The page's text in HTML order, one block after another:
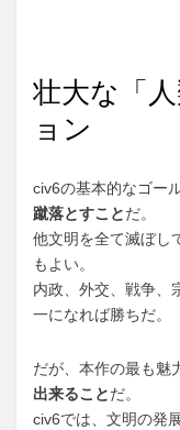
壮大な「
ョン
civ6の基本的なゴール
蹴落とすことだ。
他文明を全て滅ぼし
もよい。
内政、外交、戦争、
一になれば勝ちだ。
だが、本作の最も魅
出来ることだ。
civ6では、文明の発